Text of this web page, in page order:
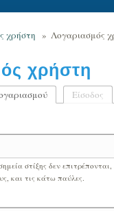
χρήστη » Λογαριασμός
χρήστη
(ενεργή καρτέλα)
Είσοδος
στίξης δεν επιτρέπονται,
και τις κάτω παύλες.